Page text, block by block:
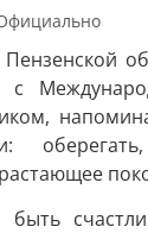
с
быть